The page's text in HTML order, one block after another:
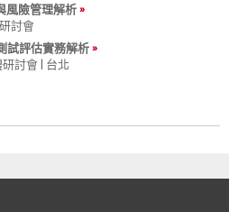
風險管理解析
討會
試評估實務解析
討會 | 台北